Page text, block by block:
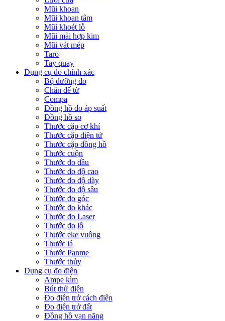
Mũi khoan
Mũi khoan tâm
Mũi khoét lỗ
Mũi mài hợp kim
Mũi vát mép
Taro
Tay quay
Dụng cụ đo chính xác
Bộ dưỡng đo
Chân đế từ
Compa
Đồng hồ đo áp suất
Đồng hồ so
Thước cặp cơ khí
Thước cặp điện tử
Thước cặp đồng hồ
Thước cuộn
Thước đo dầu
Thước đo độ cao
Thước đo độ dày
Thước đo độ sâu
Thước đo góc
Thước đo khác
Thước đo Laser
Thước đo lỗ
Thước eke vuông
Thước lá
Thước Panme
Thước thủy
Dụng cụ đo điện
Ampe kìm
Bút thử điện
Đo điện trở cách điện
Đo điện trở đất
Đồng hồ vạn năng